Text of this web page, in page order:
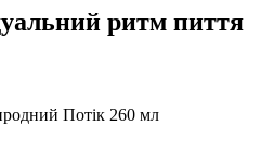
ритм пиття
Потік 260 мл